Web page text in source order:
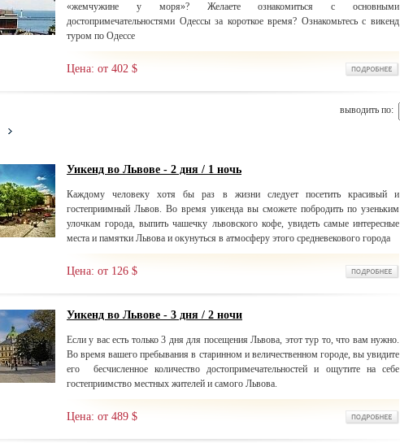
«жемчужине у моря»? Желаете ознакомиться с основными
достопримечательностями Одессы за короткое время? Ознакомьтесь с викенд
туром по Одессе
Цена: от 402 $
выводить по:
Уикенд во Львове - 2 дня / 1 ночь
Каждому человеку хотя бы раз в жизни следует посетить красивый и
гостеприимный Львов. Во время уикенда вы сможете побродить по узеньким
улочкам города, выпить чашечку львовского кофе, увидеть самые интересные
места и памятки Львова и окунуться в атмосферу этого средневекового города
Цена: от 126 $
Уикенд во Львове - 3 дня / 2 ночи
Если у вас есть только 3 дня для посещения Львова, этот тур то, что вам нужно.
Во время вашего пребывания в старинном и величественном городе, вы увидите
его бесчисленное количество достопримечательностей и ощутите на себе
гостеприимство местных жителей и самого Львова.
Цена: от 489 $